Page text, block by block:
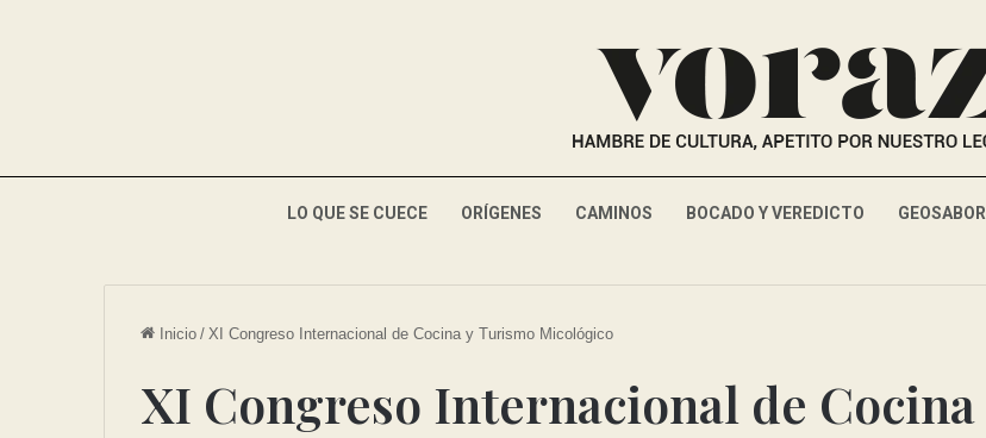
LO QUE SE CUECE ORÍGENES CAMINOS BOCADO Y VEREDICTO GEOSABOR
Inicio / XI Congreso Internacional de Cocina y Turismo Micológico
XI Congreso Internacional de Cocina